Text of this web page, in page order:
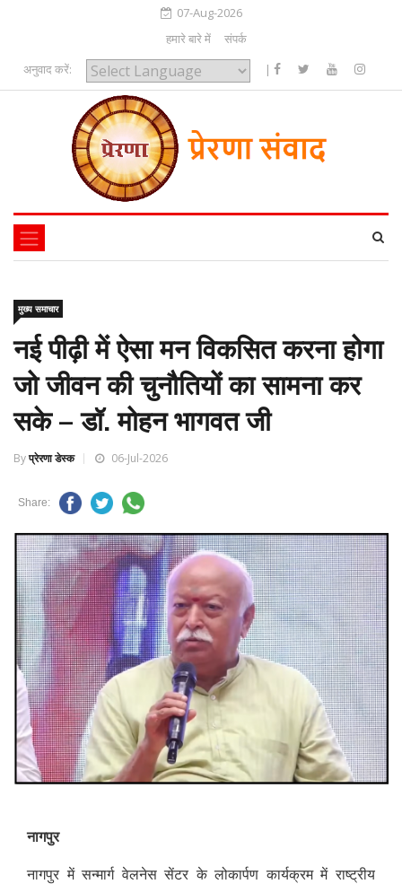
07-Aug-2026
हमारे बारे में
संपर्क
अनुवाद करें:
Powered by
|
मुख्य समाचार
नई पीढ़ी में ऐसा मन विकसित करना होगा
जो जीवन की चुनौतियों का सामना कर
सके – डॉ. मोहन भागवत जी
Byप्रेरणा डेस्क 06-Jul-2026
Share:
नागपुर
नागपुर में सन्मार्ग वेलनेस सेंटर के लोकार्पण कार्यक्रम में राष्ट्रीय